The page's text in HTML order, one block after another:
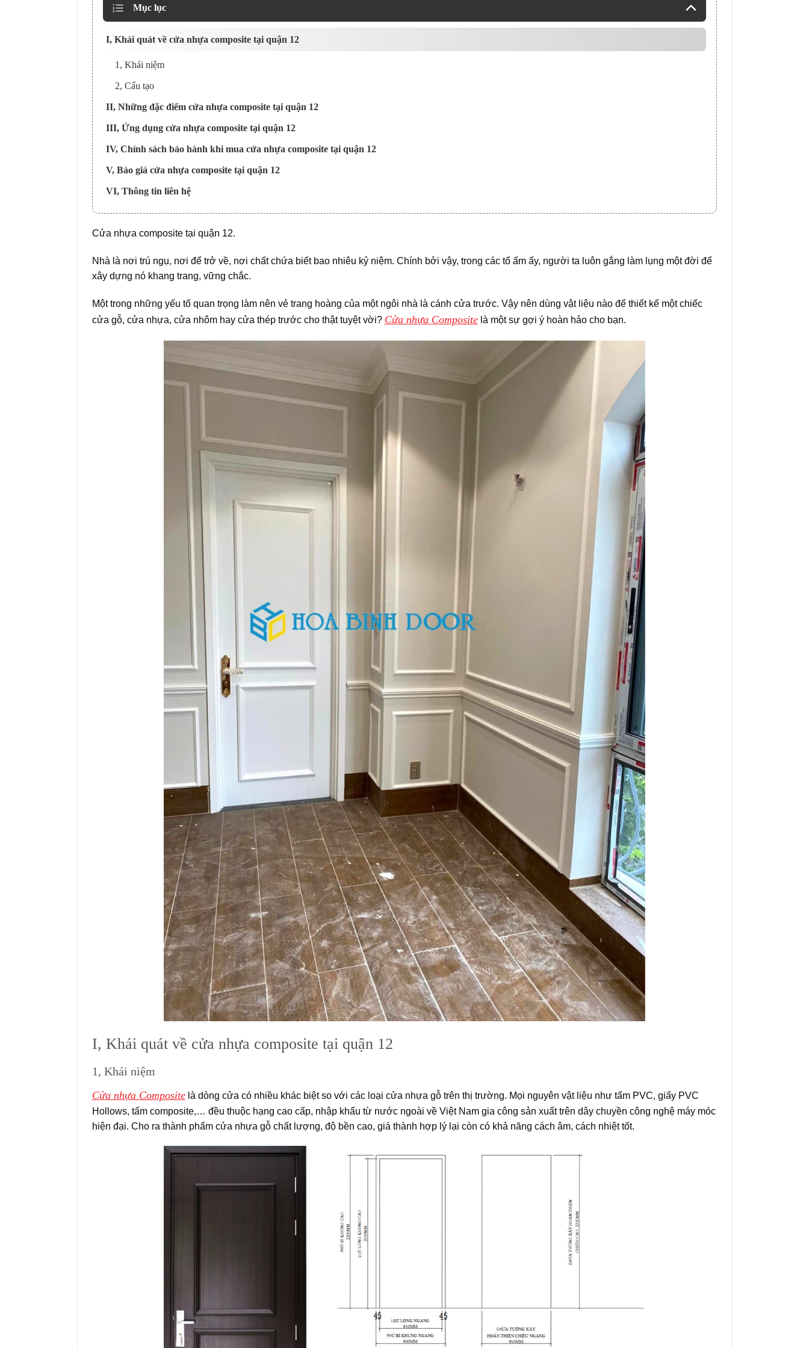
Mục lục
I, Khái quát về cửa nhựa composite tại quận 12
1, Khái niệm
2, Cấu tạo
II, Những đặc điểm cửa nhựa composite tại quận 12
III, Ứng dụng cửa nhựa composite tại quận 12
IV, Chính sách bảo hành khi mua cửa nhựa composite tại quận 12
V, Báo giá cửa nhựa composite tại quận 12
VI, Thông tin liên hệ
Cửa nhựa composite tại quận 12.
Nhà là nơi trú ngụ, nơi để trở về, nơi chất chứa biết bao nhiêu kỷ niệm. Chính bởi vậy, trong các tổ ấm ấy, người ta luôn gắng làm lụng một đời để
xây dựng nó khang trang, vững chắc.
Một trong những yếu tố quan trọng làm nên vẻ trang hoàng của một ngôi nhà là cánh cửa trước. Vậy nên dùng vật liệu nào để thiết kế một chiếc
cửa gỗ, cửa nhựa, cửa nhôm hay cửa thép trước cho thật tuyệt vời? Cửa nhựa Compositelà một sự gợi ý hoàn hảo cho bạn.
I, Khái quát về cửa nhựa composite tại quận 12
1, Khái niệm
Cửa nhựa Compositelà dòng cửa có nhiều khác biệt so với các loại cửa nhựa gỗ trên thị trường. Mọi nguyên vật liệu như tấm PVC, giấy PVC
Hollows, tấm composite,… đều thuộc hạng cao cấp, nhập khẩu từ nước ngoài về Việt Nam gia công sản xuất trên dây chuyền công nghệ máy móc
hiện đại. Cho ra thành phẩm cửa nhựa gỗ chất lượng, độ bền cao, giá thành hợp lý lại còn có khả năng cách âm, cách nhiệt tốt.